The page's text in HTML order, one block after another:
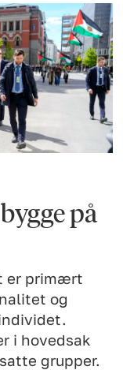
på
er primært
og
i hovedsak
grupper.